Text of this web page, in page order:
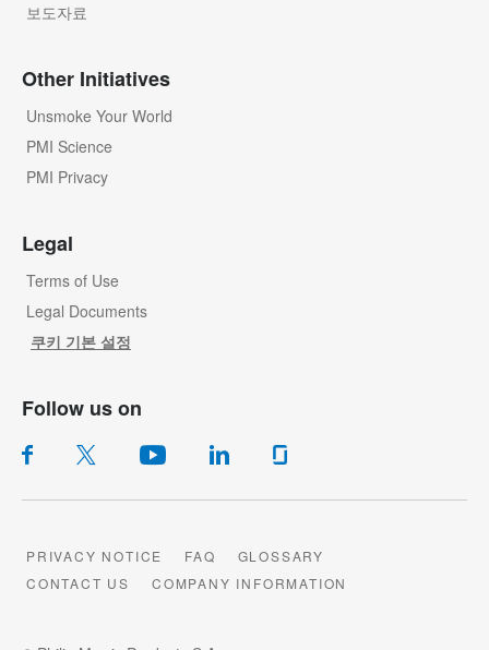
보도자료
Other Initiatives
Unsmoke Your World
PMI Science
PMI Privacy
Legal
Terms of Use
Legal Documents
쿠키 기본 설정
Follow us on
PRIVACY NOTICE FAQ
GLOSSARY
CONTACT US
COMPANY INFORMATION